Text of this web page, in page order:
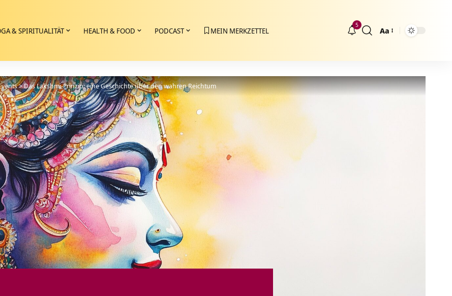
& SPIRITUALITÄT HEALTH & FOOD PODCAST MEIN MERKZETTEL
5
Größenänderung
Aa
>Das Lakshmi-Prinzip: eine Geschichte über den wahren Reichtum